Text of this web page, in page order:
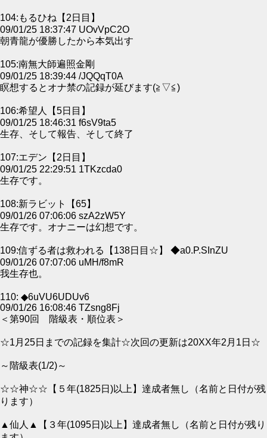
104:もるひね【2日目】
09/01/25 18:37:47 UOvVpC2O
朝青龍が優勝したから本気出す
105:南無大師遍照金剛
09/01/25 18:39:44 /JQQqT0A
瞑想するとオナ禁の記録が延びます(≧▽≦)ゞ
106:希望人【5日目】
09/01/25 18:46:31 f6sV9ta5
生存、そして報告、そして終了
107:エデン【2日目】
09/01/25 22:29:51 1TKzcda0
生存です。
108:新ラビット【65】
09/01/26 07:06:06 szA2zW5Y
生存です。オナニーは幻想です。
109:信ずる者は救われる【138日目☆】 ◆a0.P.SInZU
09/01/26 07:07:06 uMH/f8mR
我生存也。
110: ◆6uVU6UDUv6
09/01/26 16:08:46 TZsng8Fj
＜第90回 階級表・順位表＞
☆1月25日までの記録を集計☆次回の更新は20XX年2月1日☆
～階級表(1/2)～
☆☆神☆☆【５年(1825日)以上】達成者無し（名前と日付が残
ります）
▲仙人▲【３年(1095日)以上】達成者無し（名前と日付が残り